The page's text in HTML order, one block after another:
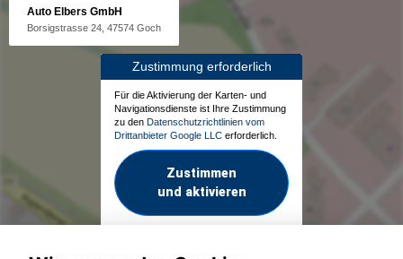
Auto Elbers GmbH
Borsigstrasse 24, 47574 Goch
Zustimmung erforderlich
Für die Aktivierung der Karten- und
Navigationsdienste ist Ihre Zustimmung
zu den Datenschutzrichtlinien vom
Drittanbieter Google LLC erforderlich.
Zustimmen
und aktivieren